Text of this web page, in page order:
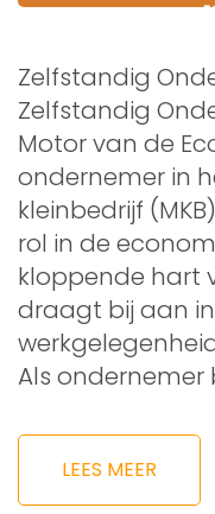
Zelfstandig
Zelfstandig
Motor van de
ondernemer in
kleinbedrijf
rol in de
kloppende hart
draagt bij aan
Als ondernemer
LEES MEER